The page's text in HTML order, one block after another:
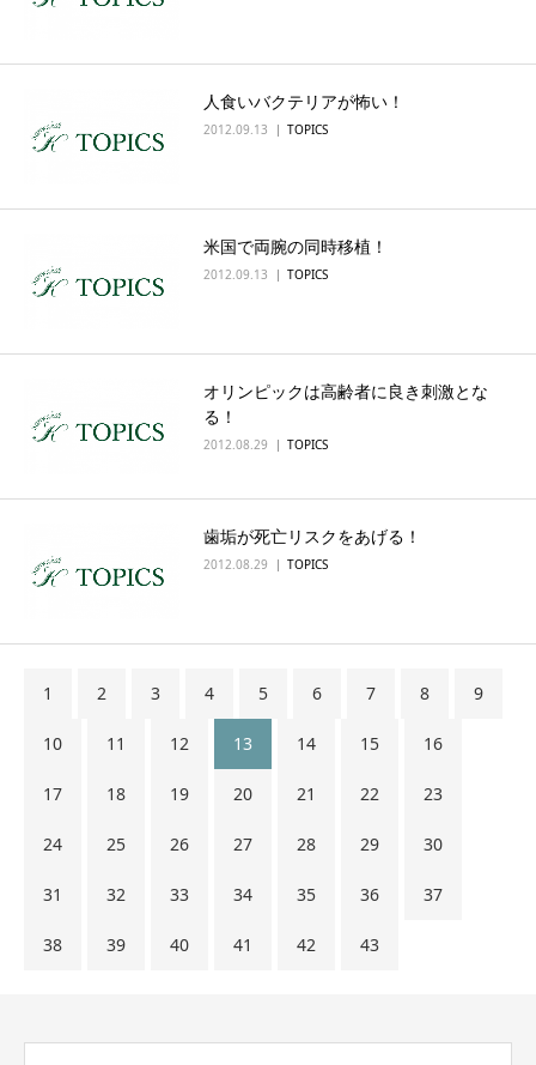
人食いバクテリアが怖い！
2012.09.13 TOPICS
米国で両腕の同時移植！
2012.09.13 TOPICS
オリンピックは高齢者に良き刺激とな
る！
2012.08.29 TOPICS
歯垢が死亡リスクをあげる！
2012.08.29 TOPICS
1 2 3 4 5 6 7 8 9
10 11 12 13 14 15 16
17 18 19 20 21 22 23
24 25 26 27 28 29 30
31 32 33 34 35 36 37
38 39 40 41 42 43